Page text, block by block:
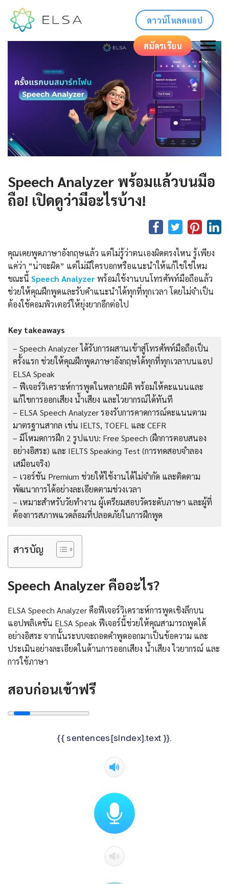
ดาวน์โหลดแอป
สมัครเรียน
Speech Analyzer พร้อมแล้วบนมือ
ถือ! เปิดดูว่ามีอะไรบ้าง!
คุณเคยพูดภาษาอังกฤษแล้ว แต่ไม่รู้ว่าตนเองผิดตรงไหน รู้เพียง
แค่ว่า “น่าจะผิด” แต่ไม่มีใครบอกหรือแนะนำให้แก้ไขใช่ไหม
ขณะนี้ Speech Analyzerพร้อมใช้งานบนโทรศัพท์มือถือแล้ว
ช่วยให้คุณฝึกพูดและรับคำแนะนำได้ทุกที่ทุกเวลา โดยไม่จำเป็น
ต้องใช้คอมพิวเตอร์ให้ยุ่งยากอีกต่อไป
Key takeaways
– Speech Analyzer ได้รับการผสานเข้าสู่โทรศัพท์มือถือเป็น
ครั้งแรก ช่วยให้คุณฝึกพูดภาษาอังกฤษได้ทุกที่ทุกเวลาบนแอป
ELSA Speak
– ฟีเจอร์วิเคราะห์การพูดในหลายมิติ พร้อมให้คะแนนและ
แก้ไขการออกเสียง น้ำเสียง และไวยากรณ์ได้ทันที
– ELSA Speech Analyzer รองรับการคาดการณ์คะแนนตาม
มาตรฐานสากล เช่น IELTS, TOEFL และ CEFR
– มีโหมดการฝึก 2 รูปแบบ: Free Speech (ฝึกการตอบสนอง
อย่างอิสระ) และ IELTS Speaking Test (การทดสอบจำลอง
เสมือนจริง)
– เวอร์ชัน Premium ช่วยให้ใช้งานได้ไม่จำกัด และติดตาม
พัฒนาการได้อย่างละเอียดตามช่วงเวลา
– เหมาะสำหรับวัยทำงาน ผู้เตรียมสอบวัดระดับภาษา และผู้ที่
ต้องการสภาพแวดล้อมที่ปลอดภัยในการฝึกพูด
สารบัญ
Speech Analyzer คืออะไร?
ELSA Speech Analyzer คือฟีเจอร์วิเคราะห์การพูดเชิงลึกบน
แอปพลิเคชัน ELSA Speak ฟีเจอร์นี้ช่วยให้คุณสามารถพูดได้
อย่างอิสระ จากนั้นระบบจะถอดคำพูดออกมาเป็นข้อความ และ
ประเมินอย่างละเอียดในด้านการออกเสียง น้ำเสียง ไวยากรณ์ และ
การใช้ภาษา
สอบก่อนเข้าฟรี
{{ sentences[sIndex].text }}.